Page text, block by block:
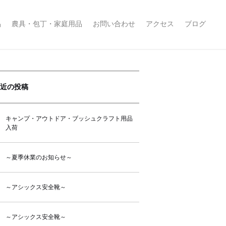
農具・包丁・家庭用品 お問い合わせ アクセス ブログ
の投稿
キャンプ・アウトドア・ブッシュクラフト用品
入荷
～夏季休業のお知らせ～
～アシックス安全靴～
～アシックス安全靴～